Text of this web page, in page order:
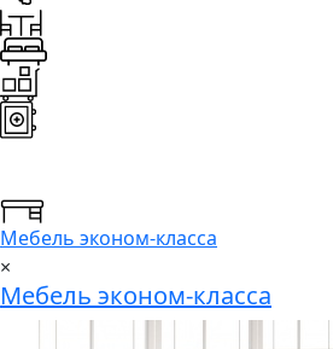
Мебель эконом-класса
×
Мебель эконом-класса